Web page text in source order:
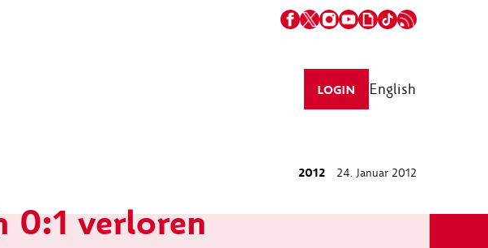
LOGIN English
2012 24. Januar 2012
0:1 verloren